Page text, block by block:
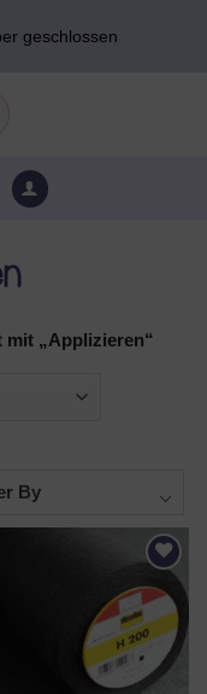
geschlossen
„Applizieren“
By
AUF DEN
WUNSCHZETTEL